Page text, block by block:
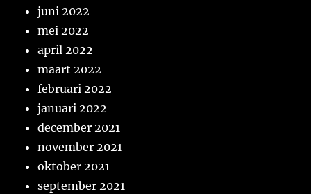
juni 2022
mei 2022
april 2022
maart 2022
februari 2022
januari 2022
december 2021
november 2021
oktober 2021
september 2021